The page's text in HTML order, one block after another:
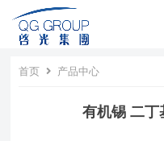
首页 产品中心
有机锡 二丁